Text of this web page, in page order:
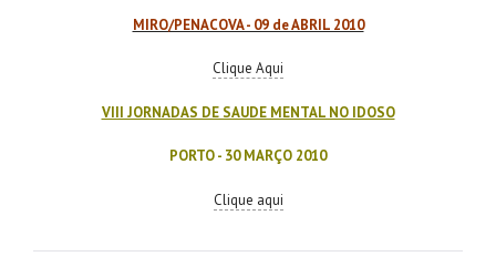
MIRO/PENACOVA - 09 de ABRIL 2010
Clique Aqui
VIII JORNADAS DE SAUDE MENTAL NO IDOSO
PORTO - 30 MARÇO 2010
Clique aqui